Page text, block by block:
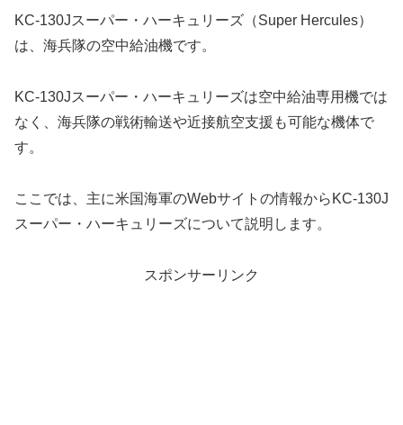
KC-130Jスーパー・ハーキュリーズ（Super Hercules）
は、海兵隊の空中給油機です。
KC-130Jスーパー・ハーキュリーズは空中給油専用機では
なく、海兵隊の戦術輸送や近接航空支援も可能な機体で
す。
ここでは、主に米国海軍のWebサイトの情報からKC-130J
スーパー・ハーキュリーズについて説明します。
スポンサーリンク